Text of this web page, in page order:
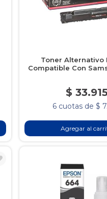
Toner Alternativo
Compatible Con
$ 33.915
6 cuotas de $
Agregar al